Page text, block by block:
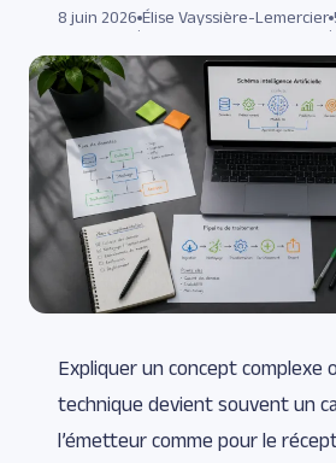
8 juin 2026
·
Élise Vayssière-Lemercier
·
Expliquer un concept complexe
technique devient souvent un
l’émetteur comme pour le